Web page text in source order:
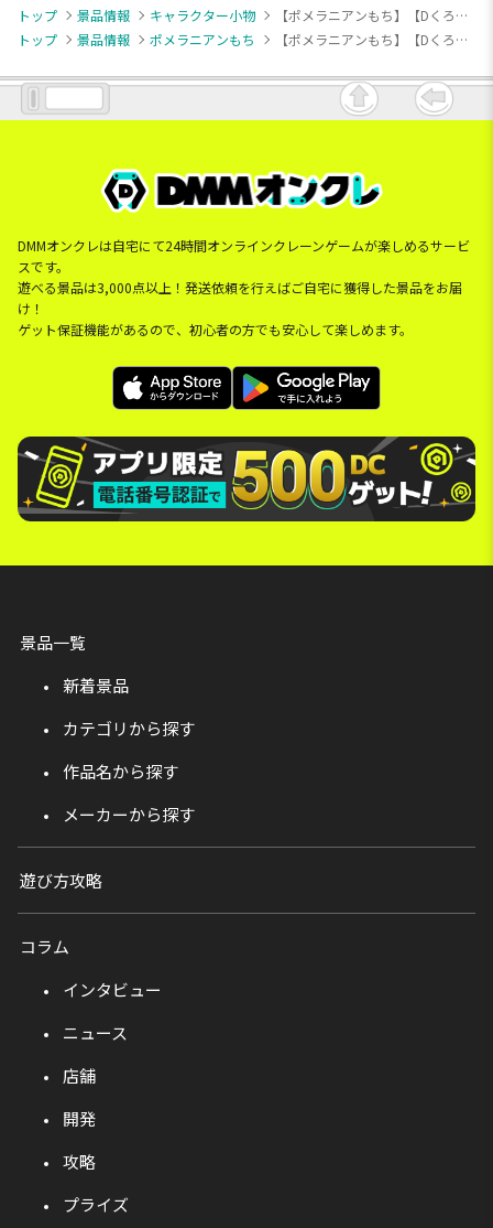
トップ 景品情報 キャラクター小物
【ポメラニアンもち】【Dくろみつ】ポメラニアンもち まんまるマスコットキーチェーン
トップ
景品情報 ポメラニアンもち 【ポメラニアンもち】【Dくろみつ】ポメラニアンもち まんまるマスコットキーチェーン
DMMオンクレは自宅にて24時間オンラインクレーンゲームが楽しめるサービ
スです。
遊べる景品は3,000点以上！発送依頼を行えばご自宅に獲得した景品をお届
け！
ゲット保証機能があるので、初心者の方でも安心して楽しめます。
景品一覧
新着景品
カテゴリから探す
作品名から探す
メーカーから探す
遊び方攻略
コラム
インタビュー
ニュース
店舗
開発
攻略
プライズ